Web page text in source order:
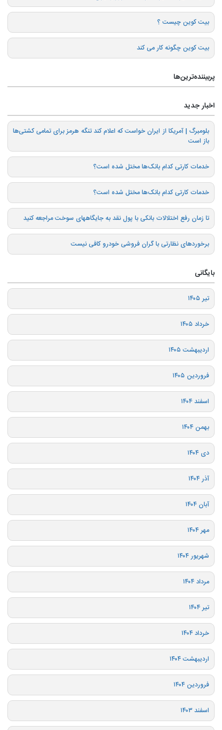
بیت کوین چیست ؟
بیت کوین چگونه کار می کند
پربیننده‌ترین‌ها
اخبار جدید
بلومبرگ | آمریکا از ایران خواست که اعلام کند تنگه هرمز برای تمامی کشتی‌ها
باز است
خدمات کارتی کدام بانک‌ها مختل شده است؟
خدمات کارتی کدام بانک‌ها مختل شده است؟
تا زمان رفع اختلالات بانکی با پول نقد به جایگاههای سوخت مراجعه کنید
برخوردهای نظارتی با گران فروشی خودرو کافی نیست
بایگانی
تیر ۱۴۰۵
خرداد ۱۴۰۵
اردیبهشت ۱۴۰۵
فروردین ۱۴۰۵
اسفند ۱۴۰۴
بهمن ۱۴۰۴
دی ۱۴۰۴
آذر ۱۴۰۴
آبان ۱۴۰۴
مهر ۱۴۰۴
شهریور ۱۴۰۴
مرداد ۱۴۰۴
تیر ۱۴۰۴
خرداد ۱۴۰۴
اردیبهشت ۱۴۰۴
فروردین ۱۴۰۴
اسفند ۱۴۰۳